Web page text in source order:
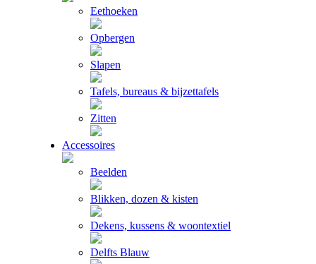
Eethoeken
Opbergen
Slapen
Tafels, bureaus & bijzettafels
Zitten
Accessoires
Beelden
Blikken, dozen & kisten
Dekens, kussens & woontextiel
Delfts Blauw